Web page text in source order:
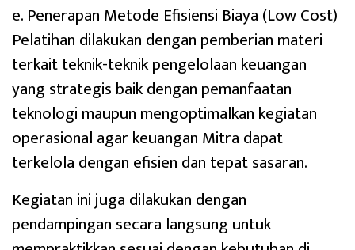
e. Penerapan Metode Efisiensi Biaya (Low Cost)
Pelatihan dilakukan dengan pemberian materi
terkait teknik-teknik pengelolaan keuangan
yang strategis baik dengan pemanfaatan
teknologi maupun mengoptimalkan kegiatan
operasional agar keuangan Mitra dapat
terkelola dengan efisien dan tepat sasaran.
Kegiatan ini juga dilakukan dengan
pendampingan secara langsung untuk